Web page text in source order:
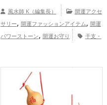
風水師 K（編集長）
開運アクセ
サリー, 開運ファッションアイテム, 開運
パワーストーン, 開運お守り
干支・
の開運グッズ
健康運アップ